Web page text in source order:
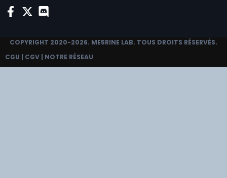
COPYRIGHT 2020-2026. ME5RINE LAB. TOUS DROITS RÉSERVÉS.
CGU | CGV | NOTRE RÉSEAU